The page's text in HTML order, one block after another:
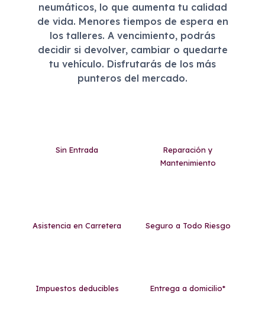
neumáticos, lo que aumenta tu calidad
de vida. Menores tiempos de espera en
los talleres. A vencimiento, podrás
decidir si devolver, cambiar o quedarte
tu vehículo. Disfrutarás de los más
punteros del mercado.
Sin Entrada
Reparación y
Mantenimiento
Asistencia en Carretera Seguro a Todo Riesgo
Impuestos deducibles Entrega a domicilio*